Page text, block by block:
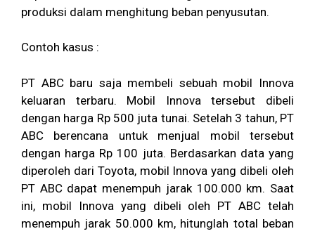
produksi dalam menghitung beban penyusutan.
Contoh kasus :
PT ABC baru saja membeli sebuah mobil Innova
keluaran terbaru. Mobil Innova tersebut dibeli
dengan harga Rp 500 juta tunai. Setelah 3 tahun, PT
ABC berencana untuk menjual mobil tersebut
dengan harga Rp 100 juta. Berdasarkan data yang
diperoleh dari Toyota, mobil Innova yang dibeli oleh
PT ABC dapat menempuh jarak 100.000 km. Saat
ini, mobil Innova yang dibeli oleh PT ABC telah
menempuh jarak 50.000 km, hitunglah total beban